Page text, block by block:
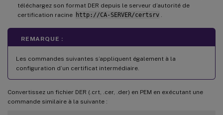
téléchargez son format DER depuis le serveur d’autorité de
certification racine http://CA-SERVER/certsrv
REMARQUE :
Les commandes suivantes s’appliquent également à la
configuration d’un certificat intermédiaire.
Convertissez un fichier DER (.crt, .cer, .der) en PEM en exécutant une
commande similaire à la suivante :